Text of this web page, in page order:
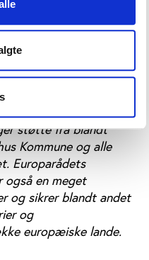
om idræt, et
har været med til at
idrætspolitikken over
vedtaget af
om få uger.
støtte fra blandt
Kommune og alle
Europarådets
en meget
og sikrer blandt andet
og
europæiske lande.